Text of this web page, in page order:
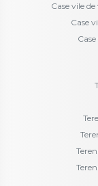
Case vile
Case